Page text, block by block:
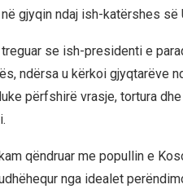
gjyqin ndaj ish-katërshes së
se ish-presidenti e
ndërsa u kërkoi gjyqtarëve
përfshirë vrasje, tortura
qëndruar me popullin e
nga idealet